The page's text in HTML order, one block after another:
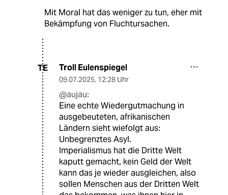
Mit Moral hat das weniger zu tun, eher mit
Bekämpfung von Fluchtursachen.
TE Troll Eulenspiegel
09.07.2025, 12:28 Uhr
@aujau:
Eine echte Wiedergutmachung in
ausgebeuteten, afrikanischen
Ländern sieht wiefolgt aus:
Unbegrenztes Asyl.
Imperialismus hat die Dritte Welt
kaputt gemacht, kein Geld der Welt
kann das je wieder ausgleichen, also
sollen Menschen aus der Dritten Welt